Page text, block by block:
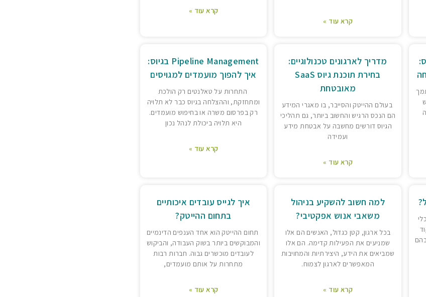
קרא עוד »
קרא עוד »
מדריך לארגונים טכנולוגיים:
בחירת תוכנת גיוס SaaS
מאובטחת
בעולם ההייטק והסייבר, בו מאגרי המידע
הם הנכס הרגיש והחשוב ביותר, גם תהליכי
הגיוס דורשים מחשבה על אבטחת מידע
ועמידה
קרא עוד »
Pipeline Management בגיוס:
איך להפוך מועמדים למגויסים
התחרות על טאלנטים רק הולכת
ומתחזקת, וההצלחה בגיוס כבר לא תלויה
רק בפרסום משרה או בחיפוש מועמדים.
היא תלויה ביכולת לנהל נכון
קרא עוד »
למה חשוב להשקיע בניהול
משאבי אנוש אפקטיבי?
בכל ארגון, קטן כגדול, האנשים הם אלו
שמניעים את הפעילות קדימה. הם אלו
שמביאים את הידע, היצירתיות והמחויבות
המאפשרים לארגון לצמוח.
קרא עוד »
איך לגייס עובדים איכותיים
בתחום ההייטק?
תחום ההייטק הוא אחד הענפים הדינמיים
והמבוקשים ביותר בשוק העבודה, והביקוש
לעובדים מוכשרים גבוה. חברות רבות
מתחרות על אותם מועמדים,
קרא עוד »